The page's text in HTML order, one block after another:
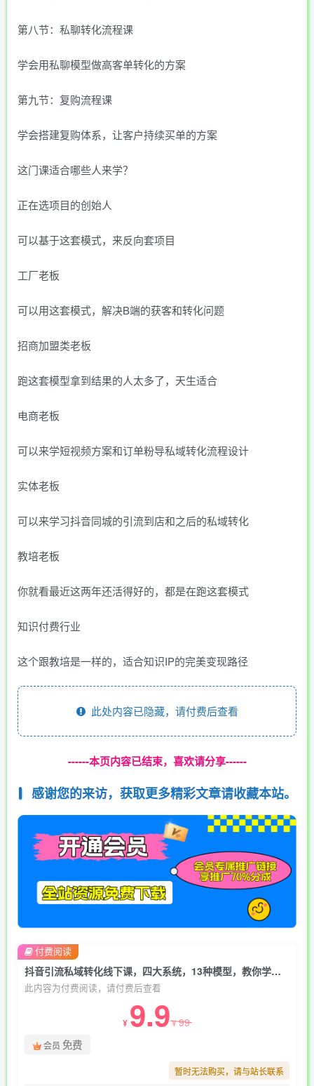
第八节：私聊转化流程课
学会用私聊模型做高客单转化的方案
第九节：复购流程课
学会搭建复购体系，让客户持续买单的方案
这门课适合哪些人来学？
正在选项目的创始人
可以基于这套模式，来反向套项目
工厂老板
可以用这套模式，解决B端的获客和转化问题
招商加盟类老板
跑这套模型拿到结果的人太多了，天生适合
电商老板
可以来学短视频方案和订单粉导私域转化流程设计
实体老板
可以来学习抖音同城的引流到店和之后的私域转化
教培老板
你就看最近这两年还活得好的，都是在跑这套模式
知识付费行业
这个跟教培是一样的，适合知识IP的完美变现路径
此处内容已隐藏，请付费后查看
------本页内容已结束，喜欢请分享------
感谢您的来访，获取更多精彩文章请收藏本站。
抖音引流私域转化线下课，四大系统，13种模型，教你学会搭建抖音私域体系‎
此内容为付费阅读，请付费后查看
¥ 9.9¥99
会员 免费
暂时无法购买，请与站长联系
付费阅读